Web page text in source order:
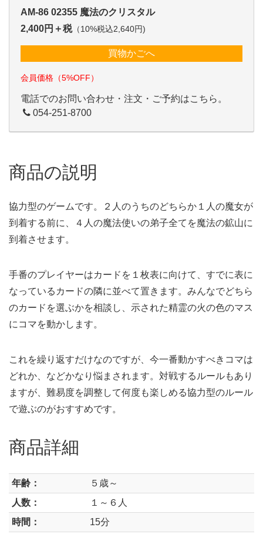
AM-86 02355 魔法のクリスタル
2,400円＋税（10%税込2,640円)
買物かごへ
会員価格（5%OFF）
電話でのお問い合わせ・注文・ご予約はこちら。
054-251-8700
商品の説明
協力型のゲームです。２人のうちのどちらか１人の魔女が
到着する前に、４人の魔法使いの弟子全てを魔法の鉱山に
到着させます。
手番のプレイヤーはカードを１枚表に向けて、すでに表に
なっているカードの隣に並べて置きます。みんなでどちら
のカードを選ぶかを相談し、示された精霊の火の色のマス
にコマを動かします。
これを繰り返すだけなのですが、今一番動かすべきコマは
どれか、などかなり悩まされます。対戦するルールもあり
ますが、難易度を調整して何度も楽しめる協力型のルール
で遊ぶのがおすすめです。
商品詳細
年齢：
５歳～
人数：
１～６人
時間：
15分